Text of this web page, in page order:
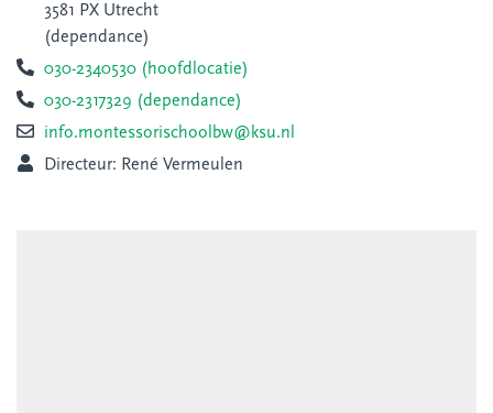
3581 PX Utrecht
(dependance)
030-2340530 (hoofdlocatie)
030-2317329 (dependance)
info.montessorischoolbw@ksu.nl
Directeur: René Vermeulen